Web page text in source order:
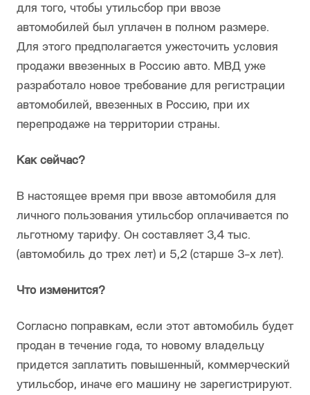
для того, чтобы утильсбор при ввозе
автомобилей был уплачен в полном размере.
Для этого предполагается ужесточить условия
продажи ввезенных в Россию авто. МВД уже
разработало новое требование для регистрации
автомобилей, ввезенных в Россию, при их
перепродаже на территории страны.
Как сейчас?
В настоящее время при ввозе автомобиля для
личного пользования утильсбор оплачивается по
льготному тарифу. Он составляет 3,4 тыс.
(автомобиль до трех лет) и 5,2 (старше 3-х лет).
Что изменится?
Согласно поправкам, если этот автомобиль будет
продан в течение года, то новому владельцу
придется заплатить повышенный, коммерческий
утильсбор, иначе его машину не зарегистрируют.